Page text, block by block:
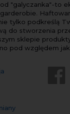
"galyczanka"-to
tylko podkreślą
do stworzenia
sklepie
pod względem